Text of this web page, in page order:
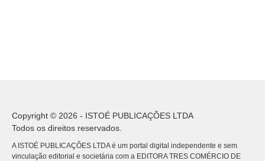
Copyright © 2026 - ISTOÉ PUBLICAÇÕES LTDA
Todos os direitos reservados.
A ISTOÉ PUBLICAÇÕES LTDA é um portal digital independente e sem
vinculação editorial e societária com a EDITORA TRES COMÉRCIO DE